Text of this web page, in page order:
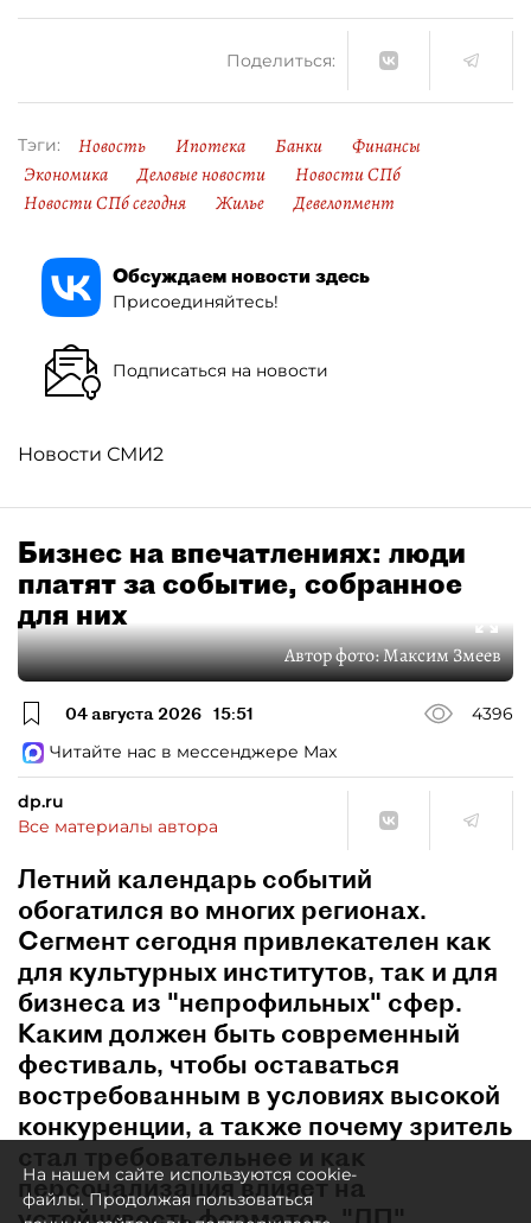
Поделиться:
Тэги: Новость Ипотека Банки
Финансы
Экономика
Деловые новости
Новости СПб
Новости СПб сегодня
Жилье Девелопмент
Обсуждаем новости здесь
Присоединяйтесь!
Подписаться на новости
Новости СМИ2
Бизнес на впечатлениях: люди
платят за событие, собранное
для них
Автор фото:Максим Змеев
04 августа 2026 15:51
4396
Читайте нас в мессенджере Max
dp.ru
Все материалы автора
Летний календарь событий
обогатился во многих регионах.
Сегмент сегодня привлекателен как
для культурных институтов, так и для
бизнеса из "непрофильных" сфер.
Каким должен быть современный
фестиваль, чтобы оставаться
востребованным в условиях высокой
конкуренции, а также почему зритель
стал требовательнее и как
персонализация влияет на
На нашем сайте используются cookie-
файлы. Продолжая пользоваться